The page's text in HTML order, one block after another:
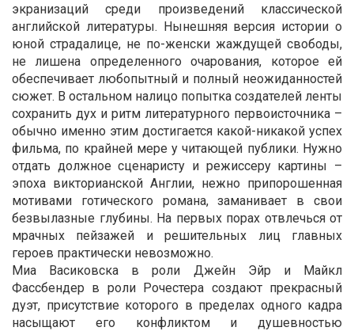
экранизаций среди произведений классической
английской литературы. Нынешняя версия истории о
юной страдалице, не по-женски жаждущей свободы,
не лишена определенного очарования, которое ей
обеспечивает любопытный и полный неожиданностей
сюжет. В остальном налицо попытка создателей ленты
сохранить дух и ритм литературного первоисточника –
обычно именно этим достигается какой-никакой успех
фильма, по крайней мере у читающей публики. Нужно
отдать должное сценаристу и режиссеру картины –
эпоха викторианской Англии, нежно припорошенная
мотивами готического романа, заманивает в свои
безвылазные глубины. На первых порах отвлечься от
мрачных пейзажей и решительных лиц главных
героев практически невозможно.
Миа Васиковска в роли Джейн Эйр и Майкл
Фассбендер в роли Рочестера создают прекрасный
дуэт, присутствие которого в пределах одного кадра
насыщают его конфликтом и душевностью